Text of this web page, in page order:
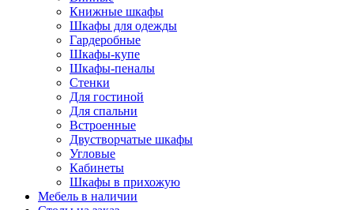
Книжные шкафы
Шкафы для одежды
Гардеробные
Шкафы-купе
Шкафы-пеналы
Стенки
Для гостиной
Для спальни
Встроенные
Двустворчатые шкафы
Угловые
Кабинеты
Шкафы в прихожую
Мебель в наличии